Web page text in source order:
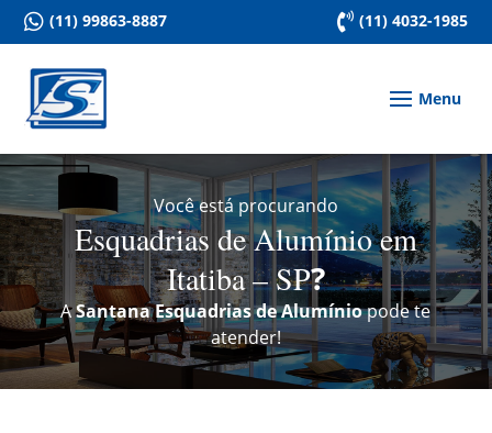
 (11) 99863-8887  (11) 4032-1985
Você está procurando
Esquadrias de Alumínio em
Itatiba – SP?
ASantana Esquadrias de Alumíniopode te
atender!